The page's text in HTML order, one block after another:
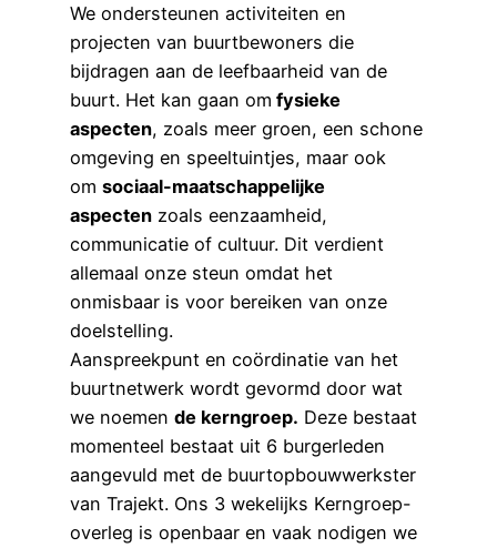
We ondersteunen activiteiten en
projecten van buurtbewoners die
bijdragen aan de leefbaarheid van de
buurt. Het kan gaan om fysieke
aspecten, zoals meer groen, een schone
omgeving en speeltuintjes, maar ook
om sociaal-maatschappelijke
aspectenzoals eenzaamheid,
communicatie of cultuur. Dit verdient
allemaal onze steun omdat het
onmisbaar is voor bereiken van onze
doelstelling.
Aanspreekpunt en coördinatie van het
buurtnetwerk wordt gevormd door wat
we noemen de kerngroep. Deze bestaat
momenteel bestaat uit 6 burgerleden
aangevuld met de buurtopbouwwerkster
van Trajekt. Ons 3 wekelijks Kerngroep-
overleg is openbaar en vaak nodigen we